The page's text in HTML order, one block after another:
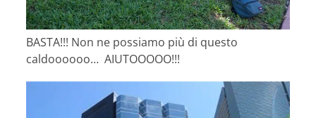
BASTA!!! Non ne possiamo più di questo
caldoooooo… AIUTOOOOO!!!